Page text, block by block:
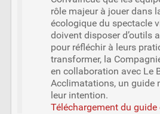
rôle majeur à jouer dans
écologique du spectacle
doivent disposer d’outils
pour réfléchir à leurs
transformer, la
en collaboration avec Le
Acclimatations, un guide
leur intention.
Téléchargement du guide